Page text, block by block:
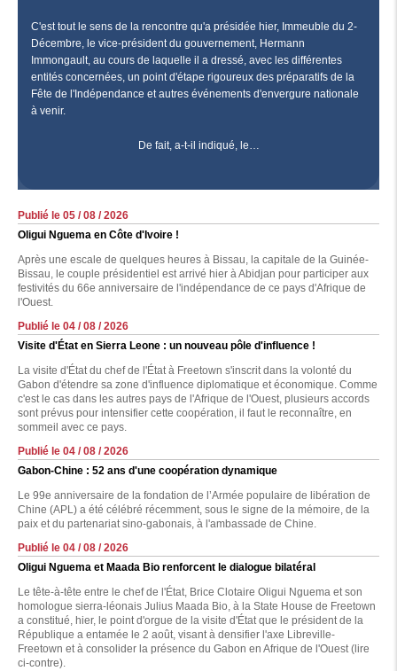
C'est tout le sens de la rencontre qu'a présidée hier, Immeuble du 2-
Décembre, le vice-président du gouvernement, Hermann
Immongault, au cours de laquelle il a dressé, avec les différentes
entités concernées, un point d'étape rigoureux des préparatifs de la
Fête de l'Indépendance et autres événements d'envergure nationale
à venir.
De fait, a-t-il indiqué, le…
Publié le 05 / 08 / 2026
Oligui Nguema en Côte d'Ivoire !
Après une escale de quelques heures à Bissau, la capitale de la Guinée-
Bissau, le couple présidentiel est arrivé hier à Abidjan pour participer aux
festivités du 66e anniversaire de l'indépendance de ce pays d'Afrique de
l'Ouest.
Publié le 04 / 08 / 2026
Visite d'État en Sierra Leone : un nouveau pôle d'influence !
La visite d'État du chef de l'État à Freetown s'inscrit dans la volonté du
Gabon d'étendre sa zone d'influence diplomatique et économique. Comme
c'est le cas dans les autres pays de l'Afrique de l'Ouest, plusieurs accords
sont prévus pour intensifier cette coopération, il faut le reconnaître, en
sommeil avec ce pays.
Publié le 04 / 08 / 2026
Gabon-Chine : 52 ans d'une coopération dynamique
Le 99e anniversaire de la fondation de l’Armée populaire de libération de
Chine (APL) a été célébré récemment, sous le signe de la mémoire, de la
paix et du partenariat sino-gabonais, à l'ambassade de Chine.
Publié le 04 / 08 / 2026
Oligui Nguema et Maada Bio renforcent le dialogue bilatéral
Le tête-à-tête entre le chef de l'État, Brice Clotaire Oligui Nguema et son
homologue sierra-léonais Julius Maada Bio, à la State House de Freetown
a constitué, hier, le point d'orgue de la visite d'État que le président de la
République a entamée le 2 août, visant à densifier l'axe Libreville-
Freetown et à consolider la présence du Gabon en Afrique de l'Ouest (lire
ci-contre).